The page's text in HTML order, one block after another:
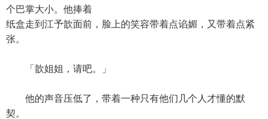
个巴掌大小。他捧着
纸盒走到江予歆面前，脸上的笑容带着点谄媚，又带着点紧
张。
「歆姐姐，请吧。」
他的声音压低了，带着一种只有他们几个人才懂的默
契。